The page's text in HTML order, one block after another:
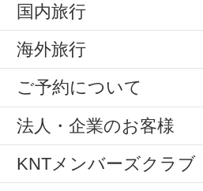
国内旅行
海外旅行
ご予約について
法人・企業のお客様
KNTメンバーズクラブ